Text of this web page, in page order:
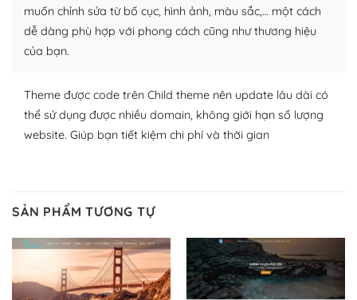
plugin của WordPress rất phong phú. Bạn có thể thỏa
thích chọn lựa plugin và themes phù hợp cho mục đích
lập website của mình.
– Dễ sử dụng
Với mọi Hosting bất kỳ thì WordPress đều có thể dễ
Và bạn có toàn quyền tự do khi quyết định nơi lưu trữ
trang web WordPress của bạn.
Dễ dàng lựa chọn Hosting cho website WordPress
muốn chỉnh sửa từ bố cục, hình ảnh, màu sắc,… một cách
dễ dàng phù hợp với phong cách cũng như thương hiệu
của bạn.
Theme được code trên Child theme nên update lâu dài có
thể sử dụng được nhiều domain, không giới hạn số lượng
website. Giúp bạn tiết kiệm chi phí và thời gian
SẢN PHẨM TƯƠNG TỰ